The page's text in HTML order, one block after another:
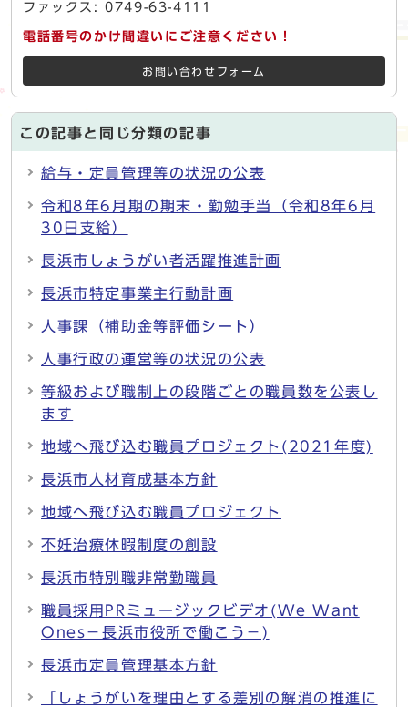
ファックス: 0749-63-4111
電話番号のかけ間違いにご注意ください！
お問い合わせフォーム
この記事と同じ分類の記事
給与・定員管理等の状況の公表
令和8年6月期の期末・勤勉手当（令和8年6月
30日支給）
長浜市しょうがい者活躍推進計画
長浜市特定事業主行動計画
人事課（補助金等評価シート）
人事行政の運営等の状況の公表
等級および職制上の段階ごとの職員数を公表し
ます
地域へ飛び込む職員プロジェクト(2021年度)
長浜市人材育成基本方針
地域へ飛び込む職員プロジェクト
不妊治療休暇制度の創設
長浜市特別職非常勤職員
職員採用PRミュージックビデオ(We Want
Ones－長浜市役所で働こう－)
長浜市定員管理基本方針
「しょうがいを理由とする差別の解消の推進に